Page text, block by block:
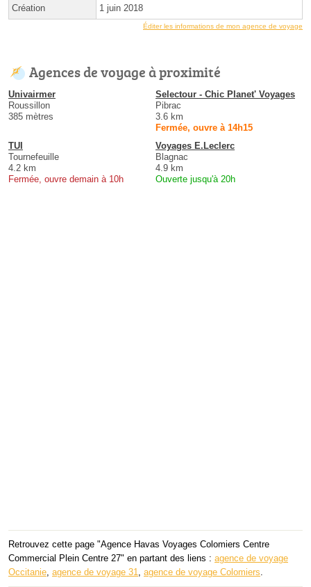
Création 1 juin 2018
Éditer les informations de mon agence de voyage
Agences de voyage à proximité
Univairmer
Roussillon
385 mètres
Selectour - Chic Planet' Voyages
Pibrac
3.6 km
Fermée, ouvre à 14h15
TUI
Tournefeuille
4.2 km
Fermée, ouvre demain à 10h
Voyages E.Leclerc
Blagnac
4.9 km
Ouverte jusqu'à 20h
Retrouvez cette page "Agence Havas Voyages Colomiers Centre
Commercial Plein Centre 27" en partant des liens : agence de voyage
Occitanie, agence de voyage 31, agence de voyage Colomiers.